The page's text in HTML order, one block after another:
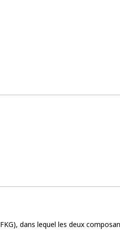
dans lequel les deux